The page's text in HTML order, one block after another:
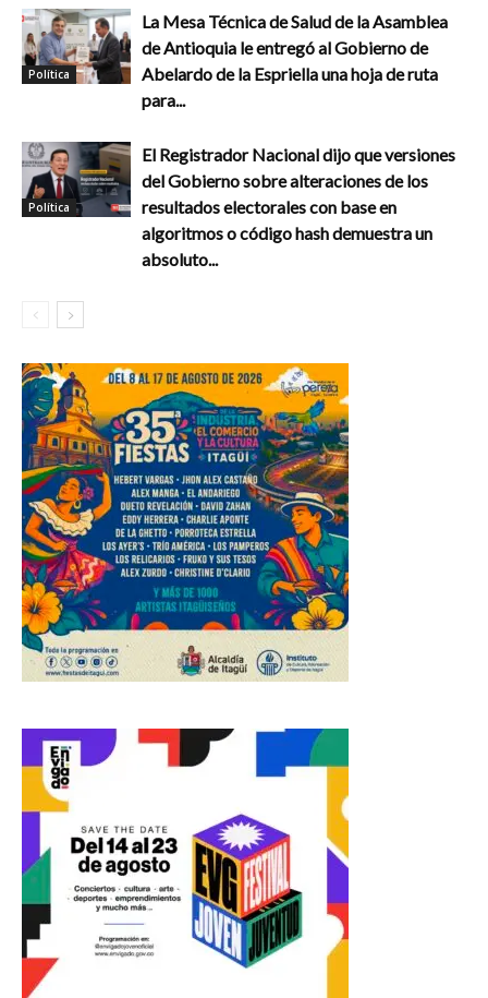
Política
La Mesa Técnica de Salud de la Asamblea
de Antioquia le entregó al Gobierno de
Abelardo de la Espriella una hoja de ruta
para...
Política
El Registrador Nacional dijo que versiones
del Gobierno sobre alteraciones de los
resultados electorales con base en
algoritmos o código hash demuestra un
absoluto...